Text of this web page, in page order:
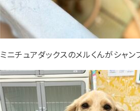
ミニチュアダックスのメルくんがシャ